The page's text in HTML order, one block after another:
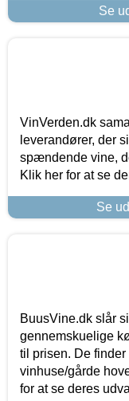
Se
VinVerden.dk
leverandører, der
spændende vine,
Klik her for at se
Se
BuusVine.dk slår
gennemskuelige
til prisen. De
vinhuse/gårde
for at se deres